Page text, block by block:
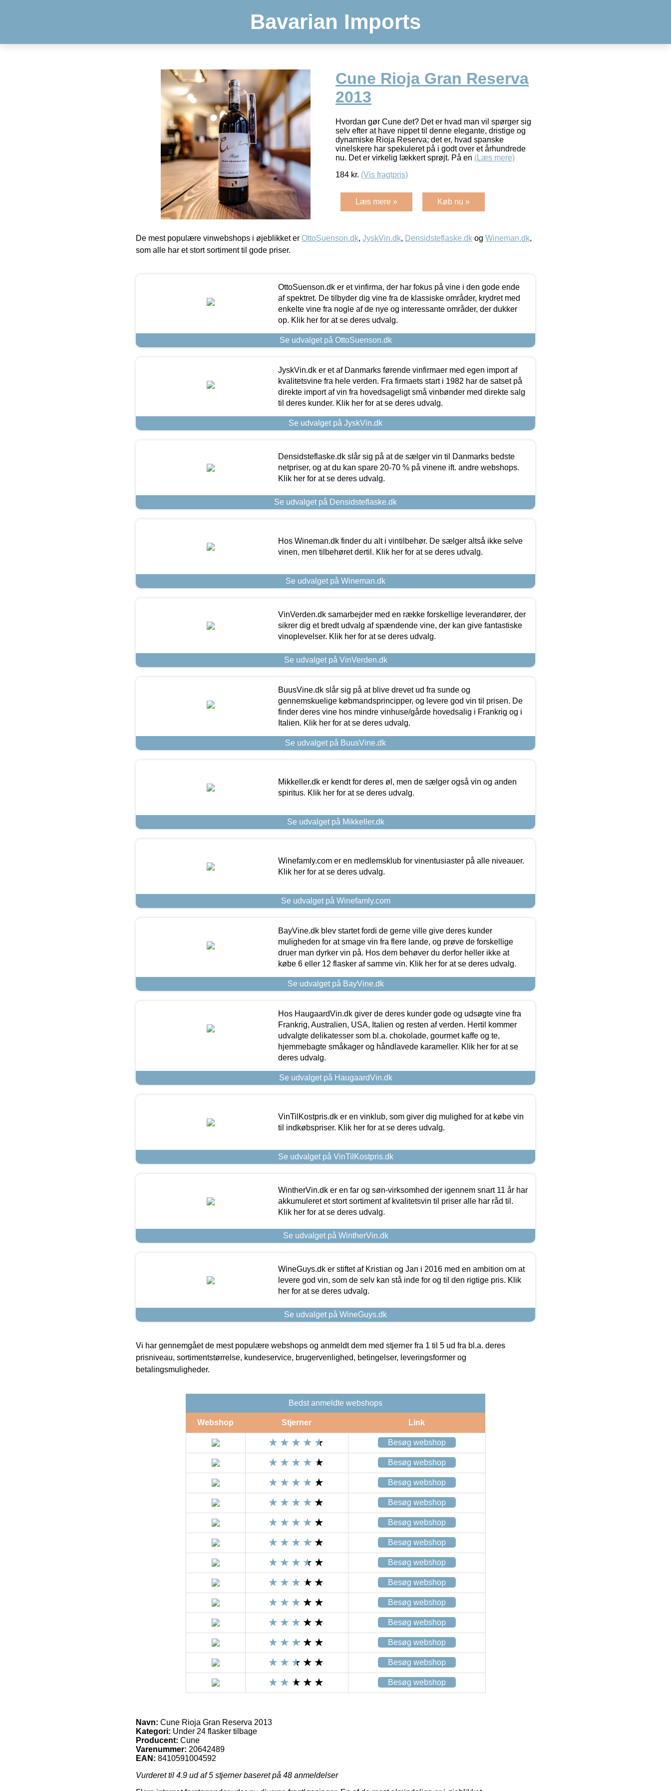
Bavarian Imports
Cune Rioja Gran Reserva
2013
Hvordan gør Cune det? Det er hvad man vil spørger sig
selv efter at have nippet til denne elegante, dristige og
dynamiske Rioja Reserva; det er, hvad spanske
vinelskere har spekuleret på i godt over et århundrede
nu. Det er virkelig lækkert sprøjt. På en (Læs mere)
184 kr. (Vis fragtpris)
Læs mere » Køb nu »
De mest populære vinwebshops i øjeblikket er OttoSuenson.dk, JyskVin.dk, Densidsteflaske.dk og Wineman.dk,
som alle har et stort sortiment til gode priser.
OttoSuenson.dk er et vinfirma, der har fokus på vine i den gode ende
af spektret. De tilbyder dig vine fra de klassiske områder, krydret med
enkelte vine fra nogle af de nye og interessante områder, der dukker
op. Klik her for at se deres udvalg.
Se udvalget på OttoSuenson.dk
JyskVin.dk er et af Danmarks førende vinfirmaer med egen import af
kvalitetsvine fra hele verden. Fra firmaets start i 1982 har de satset på
direkte import af vin fra hovedsageligt små vinbønder med direkte salg
til deres kunder. Klik her for at se deres udvalg.
Se udvalget på JyskVin.dk
Densidsteflaske.dk slår sig på at de sælger vin til Danmarks bedste
netpriser, og at du kan spare 20-70 % på vinene ift. andre webshops.
Klik her for at se deres udvalg.
Se udvalget på Densidsteflaske.dk
Hos Wineman.dk finder du alt i vintilbehør. De sælger altså ikke selve
vinen, men tilbehøret dertil. Klik her for at se deres udvalg.
Se udvalget på Wineman.dk
VinVerden.dk samarbejder med en række forskellige leverandører, der
sikrer dig et bredt udvalg af spændende vine, der kan give fantastiske
vinoplevelser. Klik her for at se deres udvalg.
Se udvalget på VinVerden.dk
BuusVine.dk slår sig på at blive drevet ud fra sunde og
gennemskuelige købmandsprincipper, og levere god vin til prisen. De
finder deres vine hos mindre vinhuse/gårde hovedsalig i Frankrig og i
Italien. Klik her for at se deres udvalg.
Se udvalget på BuusVine.dk
Mikkeller.dk er kendt for deres øl, men de sælger også vin og anden
spiritus. Klik her for at se deres udvalg.
Se udvalget på Mikkeller.dk
Winefamly.com er en medlemsklub for vinentusiaster på alle niveauer.
Klik her for at se deres udvalg.
Se udvalget på Winefamly.com
BayVine.dk blev startet fordi de gerne ville give deres kunder
muligheden for at smage vin fra flere lande, og prøve de forskellige
druer man dyrker vin på. Hos dem behøver du derfor heller ikke at
købe 6 eller 12 flasker af samme vin. Klik her for at se deres udvalg.
Se udvalget på BayVine.dk
Hos HaugaardVin.dk giver de deres kunder gode og udsøgte vine fra
Frankrig, Australien, USA, Italien og resten af verden. Hertil kommer
udvalgte delikatesser som bl.a. chokolade, gourmet kaffe og te,
hjemmebagte småkager og håndlavede karameller. Klik her for at se
deres udvalg.
Se udvalget på HaugaardVin.dk
VinTilKostpris.dk er en vinklub, som giver dig mulighed for at købe vin
til indkøbspriser. Klik her for at se deres udvalg.
Se udvalget på VinTilKostpris.dk
WintherVin.dk er en far og søn-virksomhed der igennem snart 11 år har
akkumuleret et stort sortiment af kvalitetsvin til priser alle har råd til.
Klik her for at se deres udvalg.
Se udvalget på WintherVin.dk
WineGuys.dk er stiftet af Kristian og Jan i 2016 med en ambition om at
levere god vin, som de selv kan stå inde for og til den rigtige pris. Klik
her for at se deres udvalg.
Se udvalget på WineGuys.dk
Vi har gennemgået de mest populære webshops og anmeldt dem med stjerner fra 1 til 5 ud fra bl.a. deres
prisniveau, sortimentstørrelse, kundeservice, brugervenlighed, betingelser, leveringsformer og
betalingsmuligheder.
Bedst anmeldte webshops
Webshop Stjerner Link
Besøg webshop
Besøg webshop
Besøg webshop
Besøg webshop
Besøg webshop
Besøg webshop
Besøg webshop
Besøg webshop
Besøg webshop
Besøg webshop
Besøg webshop
Besøg webshop
Besøg webshop
Navn: Cune Rioja Gran Reserva 2013
Kategori: Under 24 flasker tilbage
Producent: Cune
Varenummer: 20642489
EAN: 8410591004592
Vurderet til 4.9 ud af 5 stjerner baseret på 48 anmeldelser